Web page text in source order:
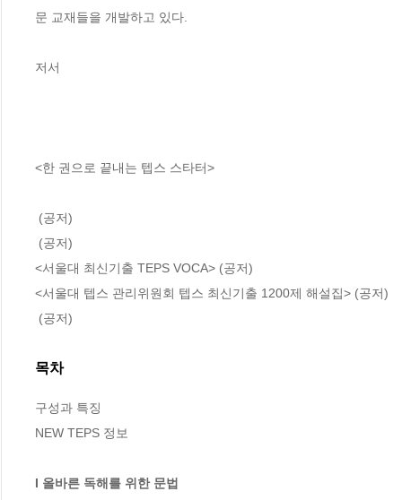
문 교재들을 개발하고 있다.
<서울대 최신기출 TEPS VOCA> (공저)
(공저)
목차
구성과 특징
NEW TEPS 정보
I 올바른 독해를 위한 문법